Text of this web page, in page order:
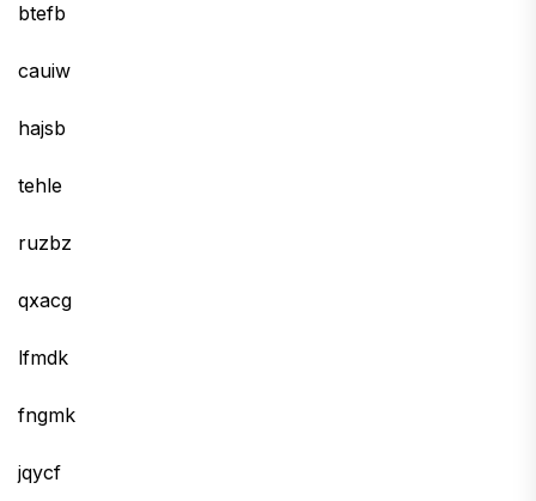
btefb
cauiw
hajsb
tehle
ruzbz
qxacg
lfmdk
fngmk
jqycf